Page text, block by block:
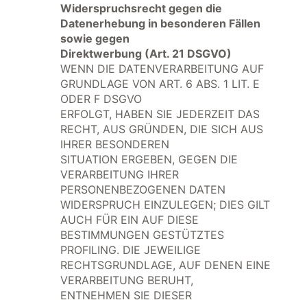
Widerspruchsrecht gegen die
Datenerhebung in besonderen Fällen
sowie gegen
Direktwerbung (Art. 21 DSGVO)
WENN DIE DATENVERARBEITUNG AUF
GRUNDLAGE VON ART. 6 ABS. 1 LIT. E
ODER F DSGVO
ERFOLGT, HABEN SIE JEDERZEIT DAS
RECHT, AUS GRÜNDEN, DIE SICH AUS
IHRER BESONDEREN
SITUATION ERGEBEN, GEGEN DIE
VERARBEITUNG IHRER
PERSONENBEZOGENEN DATEN
WIDERSPRUCH EINZULEGEN; DIES GILT
AUCH FÜR EIN AUF DIESE
BESTIMMUNGEN GESTÜTZTES
PROFILING. DIE JEWEILIGE
RECHTSGRUNDLAGE, AUF DENEN EINE
VERARBEITUNG BERUHT,
ENTNEHMEN SIE DIESER